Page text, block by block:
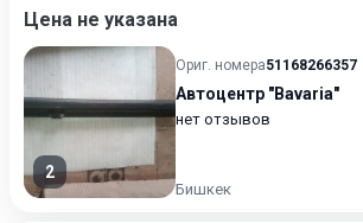
Цена не указана
2
Ориг. номера51168266357
Автоцентр "Bavaria"
нет отзывов
Бишкек